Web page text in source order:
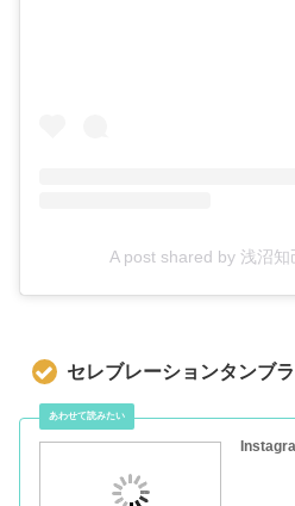
A post shared by 浅沼
セレブレーションタンブ